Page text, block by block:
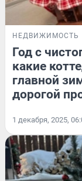
НЕДВИЖИМОСТЬ
Год с
какие
главной
дорогой
1 декабря, 2025,